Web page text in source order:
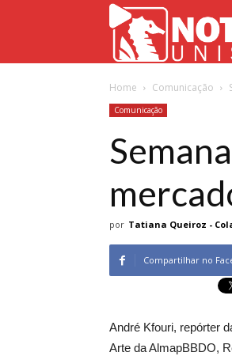
Home Comunicação
Comunicação
por Tatiana Queiroz -
Compartilhar no
André Kfouri, repórter
Arte da AlmapBBDO,